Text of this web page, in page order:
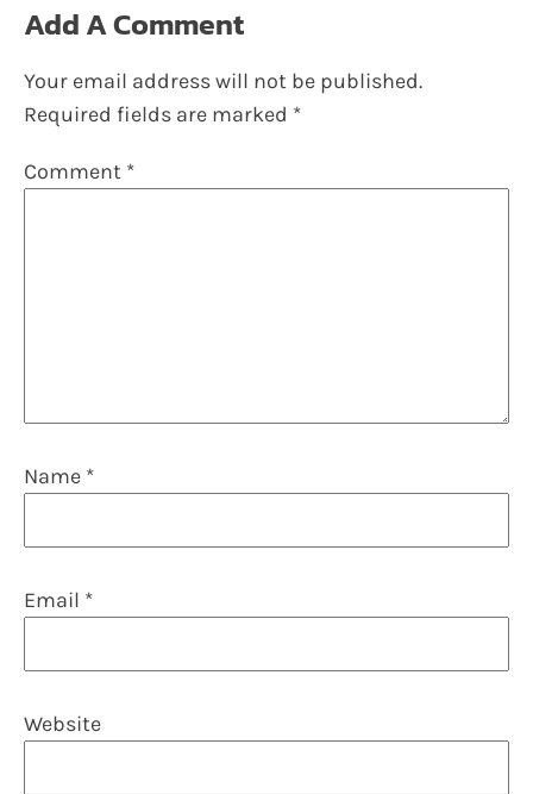
Add A Comment
Your email address will not be published.
Required fields are marked *
Comment *
Name *
Email *
Website